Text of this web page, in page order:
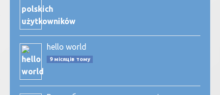
hello world
9 місяців тому